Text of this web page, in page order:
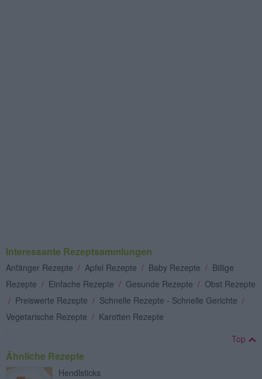
Interessante Rezeptsammlungen
Anfänger Rezepte / Apfel Rezepte / Baby Rezepte / Billige
Rezepte / Einfache Rezepte / Gesunde Rezepte / Obst Rezepte
/ Preiswerte Rezepte / Schnelle Rezepte - Schnelle Gerichte /
Vegetarische Rezepte / Karotten Rezepte
Top
Ähnliche Rezepte
Hendlsticks